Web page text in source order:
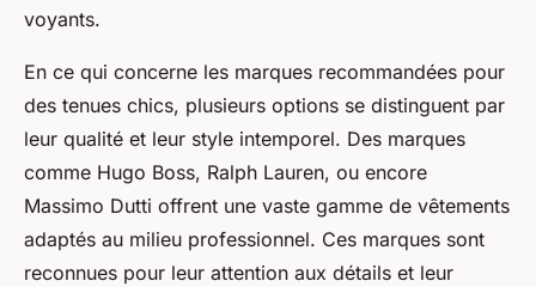
voyants.
En ce qui concerne les marques recommandées pour
des tenues chics, plusieurs options se distinguent par
leur qualité et leur style intemporel. Des marques
comme Hugo Boss, Ralph Lauren, ou encore
Massimo Dutti offrent une vaste gamme de vêtements
adaptés au milieu professionnel. Ces marques sont
reconnues pour leur attention aux détails et leur